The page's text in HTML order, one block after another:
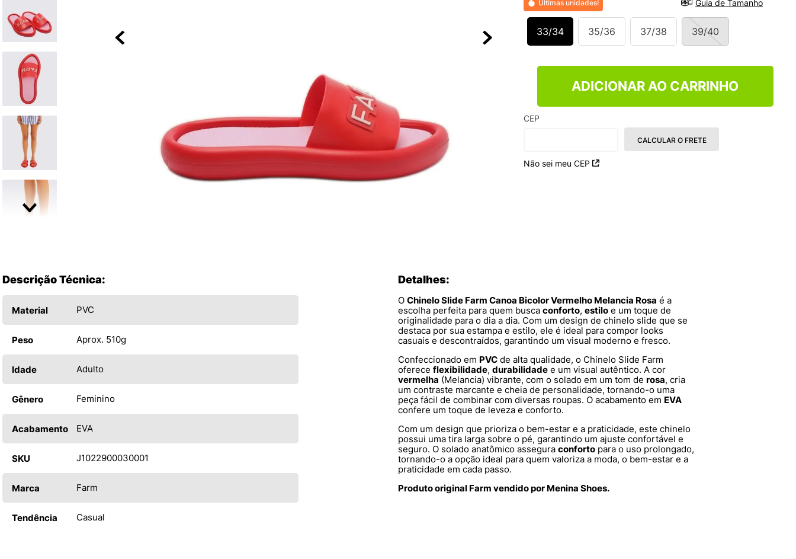
Últimas unidades! Guia de Tamanho
33/34 35/36 37/38 39/40
ADICIONAR AO CARRINHO
CEP
Não sei meu CEP
CALCULAR O FRETE
Descrição Técnica:
Material PVC
Peso Aprox. 510g
Idade Adulto
Gênero Feminino
Acabamento EVA
SKU J1022900030001
Marca Farm
Tendência Casual
Detalhes:
O Chinelo Slide Farm Canoa Bicolor Vermelho Melancia Rosa é a
escolha perfeita para quem busca conforto, estilo e um toque de
originalidade para o dia a dia. Com um design de chinelo slide que se
destaca por sua estampa e estilo, ele é ideal para compor looks
casuais e descontraídos, garantindo um visual moderno e fresco.
Confeccionado em PVC de alta qualidade, o Chinelo Slide Farm
oferece flexibilidade, durabilidade e um visual autêntico. A cor
vermelha (Melancia) vibrante, com o solado em um tom de rosa, cria
um contraste marcante e cheia de personalidade, tornando-o uma
peça fácil de combinar com diversas roupas. O acabamento em EVA
confere um toque de leveza e conforto.
Com um design que prioriza o bem-estar e a praticidade, este chinelo
possui uma tira larga sobre o pé, garantindo um ajuste confortável e
seguro. O solado anatômico assegura conforto para o uso prolongado,
tornando-o a opção ideal para quem valoriza a moda, o bem-estar e a
praticidade em cada passo.
Produto original Farm vendido por Menina Shoes.
VEJA COUNTRY